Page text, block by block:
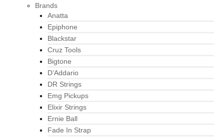
Brands
Anatta
Epiphone
Blackstar
Cruz Tools
Bigtone
D’Addario
DR Strings
Emg Pickups
Elixir Strings
Ernie Ball
Fade In Strap